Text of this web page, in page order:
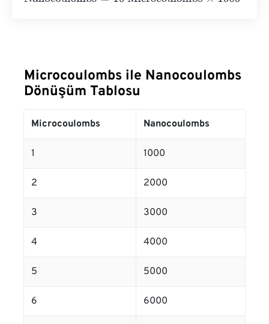
Microcoulombs ile Nanocoulombs
Dönüşüm Tablosu
Microcoulombs Nanocoulombs
1 1000
2 2000
3 3000
4 4000
5 5000
6 6000